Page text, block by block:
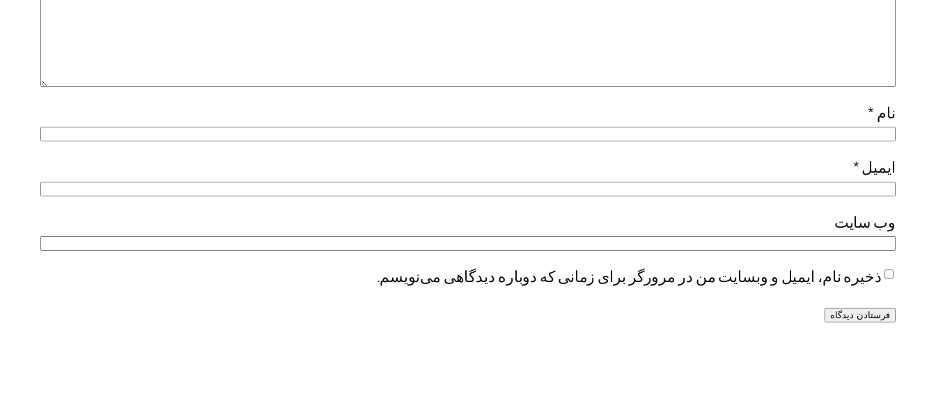
نام *
ایمیل*
وب‌ سایت
ذخیره نام، ایمیل و وبسایت من در مرورگر برای زمانی که دوباره دیدگاهی می‌نویسم.